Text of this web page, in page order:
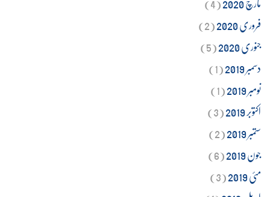
فروری 2020
(2)
جنوری 2020
(5)
دسمبر 2019
(1)
نومبر 2019
(1)
اکتوبر 2019
(3)
ستمبر 2019
(2)
جون 2019
(6)
مئی 2019
(3)